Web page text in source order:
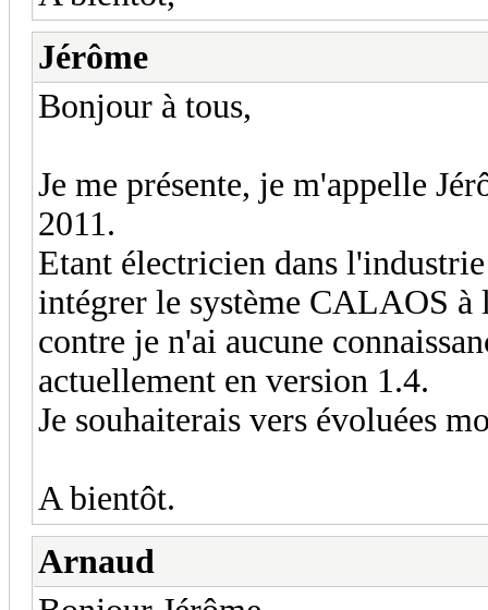
Jérôme
Bonjour à tous,
Je me présente, je m'appelle
2011.
Etant électricien dans
intégrer le système CALAOS à
contre je n'ai aucune
actuellement en version 1.4.
Je souhaiterais vers évoluées
A bientôt.
Arnaud